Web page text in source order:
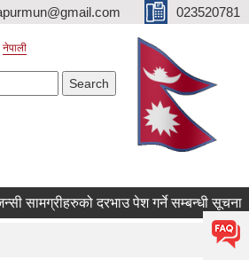
023520781
नेपाली
दरभाउ पेश गर्ने सम्बन्धी सूचना